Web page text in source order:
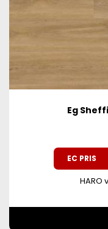
Eg
EC PRIS
HARO